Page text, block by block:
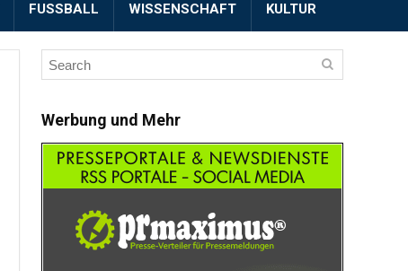
FUSSBALL WISSENSCHAFT KULTUR
Werbung und Mehr